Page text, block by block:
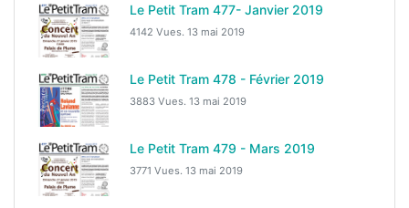
Le Petit Tram 477- Janvier 2019
4142 Vues. 13 mai 2019
Le Petit Tram 478 - Février 2019
3883 Vues. 13 mai 2019
Le Petit Tram 479 - Mars 2019
3771 Vues. 13 mai 2019